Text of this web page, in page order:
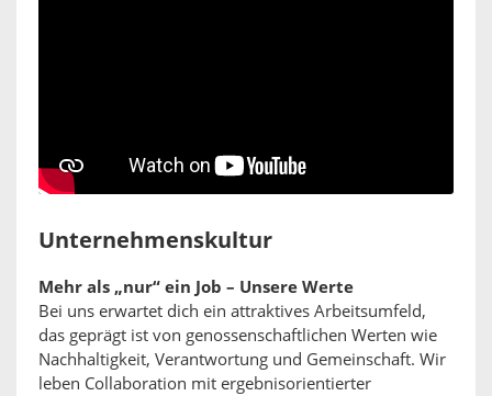
Unternehmenskultur
Mehr als „nur“ ein Job – Unsere Werte
Bei uns erwartet dich ein attraktives Arbeitsumfeld,
das geprägt ist von genossenschaftlichen Werten wie
Nachhaltigkeit, Verantwortung und Gemeinschaft. Wir
leben Collaboration mit ergebnisorientierter